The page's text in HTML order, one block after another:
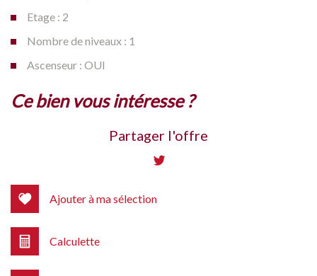
Etage : 2
Nombre de niveaux : 1
Ascenseur : OUI
la ville de vitry-sur-seine (94400)
ce bien vous intéresse ?
Partager l'offre
Ajouter à ma sélection
Calculette